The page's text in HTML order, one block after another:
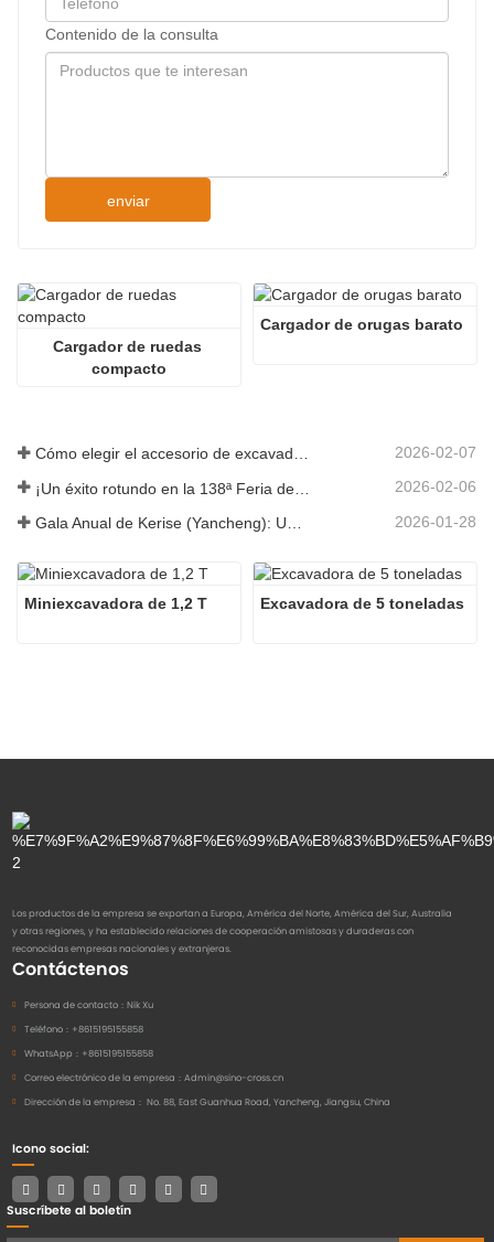
Contenido de la consulta
enviar
Cargador de ruedas
compacto
Cargador de orugas barato
Cómo elegir el accesorio de excavadora adecuado para trabajos de excavación y nivelación 2026-02-07
2026-02-06
2026-01-28
Miniexcavadora de 1,2 T Excavadora de 5 toneladas
Los productos de la empresa se exportan a Europa, América del Norte, América del Sur, Australia
y otras regiones, y ha establecido relaciones de cooperación amistosas y duraderas con
reconocidas empresas nacionales y extranjeras.
Contáctenos
Persona de contacto： Nik Xu
Teléfono： +8615195155858
WhatsApp： +8615195155858
Correo electrónico de la empresa： Admin@sino-cross.cn
Dirección de la empresa： No. 88, East Guanhua Road, Yancheng, Jiangsu, China
Icono social:
Suscríbete al boletín